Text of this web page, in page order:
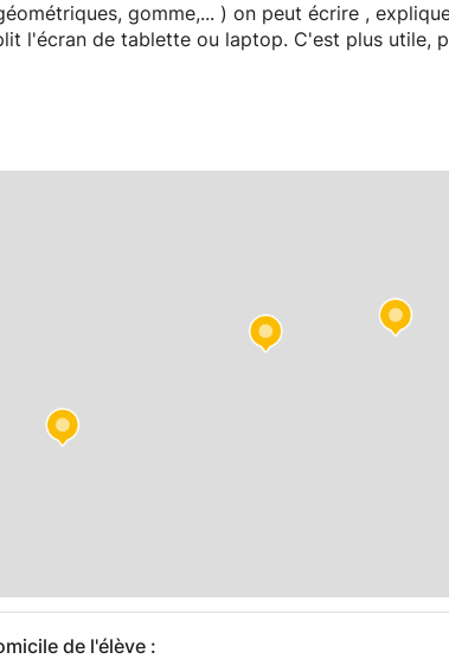
gomme,... ) on peut écrire ,
l'écran de tablette ou laptop. C'est plus utile,
de l'élève :